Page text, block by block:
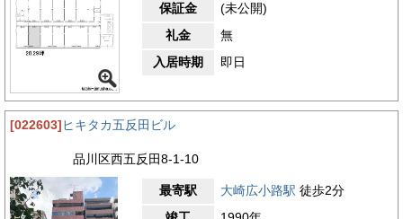
保証金
(未公開)
礼金
無
入居時期
即日
[022603]ヒキタカ五反田ビル
品川区西五反田8-1-10
最寄駅 大崎広小路駅 徒歩2分